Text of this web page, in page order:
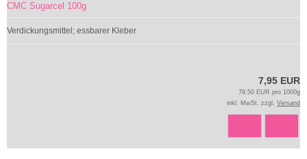
CMC Sugarcel 100g
Verdickungsmittel; essbarer Kleber
7,95 EUR
79,50 EUR pro 1000g
inkl. MwSt. zzgl. Versand